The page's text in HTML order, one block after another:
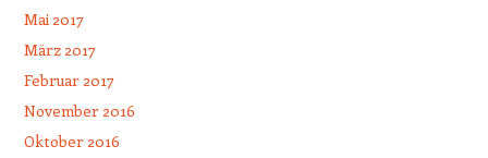
Mai 2017
März 2017
Februar 2017
November 2016
Oktober 2016